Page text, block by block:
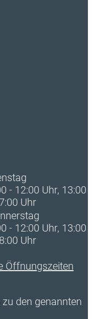
- 12:00 Uhr, 13:00
Uhr
- 12:00 Uhr, 13:00
Uhr
Öffnungszeiten
den genannten